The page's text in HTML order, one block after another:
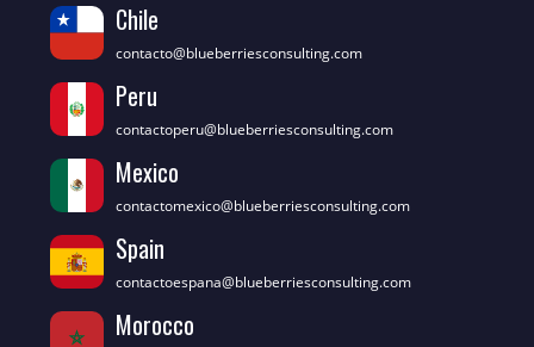
Chile
contacto@blueberriesconsulting.com
Peru
contactoperu@blueberriesconsulting.com
Mexico
contactomexico@blueberriesconsulting.com
Spain
contactoespana@blueberriesconsulting.com
Morocco